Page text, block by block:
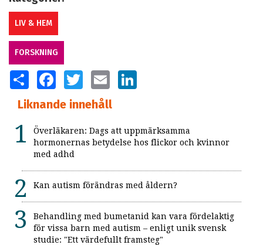
LIV & HEM
FORSKNING
SHARE FACEBOOKTWITTER EMAIL
Liknande innehåll
Överläkaren: Dags att uppmärksamma
hormonernas betydelse hos flickor och kvinnor
med adhd
Kan autism förändras med åldern?
Behandling med bumetanid kan vara fördelaktig
för vissa barn med autism – enligt unik svensk
studie: "Ett värdefullt framsteg"